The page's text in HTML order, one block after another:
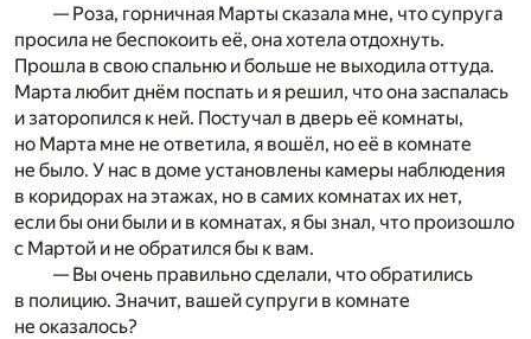
— Роза, горничная Марты сказала мне, что супруга
просила не беспокоить её, она хотела отдохнуть.
Прошла в свою спальню и больше не выходила оттуда.
Марта любит днём поспать и я решил, что она заспалась
и заторопился к ней. Постучал в дверь её комнаты,
но Марта мне не ответила, я вошёл, но её в комнате
не было. У нас в доме установлены камеры наблюдения
в коридорах на этажах, но в самих комнатах их нет,
если бы они были и в комнатах, я бы знал, что произошло
с Мартой и не обратился бы к вам.
— Вы очень правильно сделали, что обратились
в полицию. Значит, вашей супруги в комнате
не оказалось?